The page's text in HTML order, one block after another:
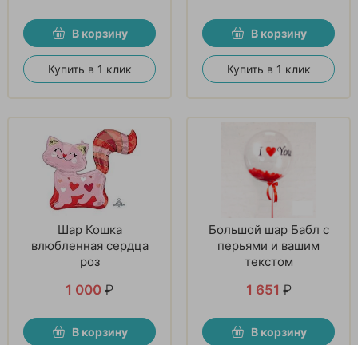
В корзину
Купить в 1 клик
В корзину
Купить в 1 клик
Шар Кошка
влюбленная сердца
роз
1 000 ₽
В корзину
Большой шар Бабл с
перьями и вашим
текстом
1 651 ₽
В корзину